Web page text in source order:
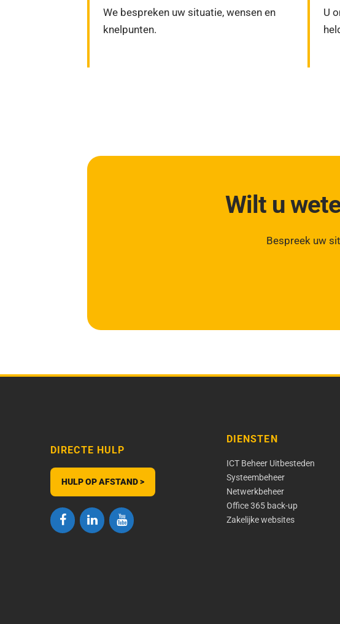
We bespreken uw situatie, wensen en
knelpunten.
U
Wilt u
Bespreek uw
DIRECTE HULP
HULP OP AFSTAND >
DIENSTEN
ICT Beheer Uitbesteden
Systeembeheer
Netwerkbeheer
Office 365 back-up
Zakelijke websites